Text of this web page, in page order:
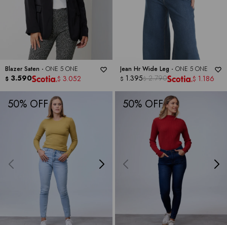
Blazer Saten - ONE 5 ONE
$ 3.590 $ 3.052
Jean Hr Wide Leg - ONE 5 ONE
$ 1.395$ 2.790 $ 1.186
50 50